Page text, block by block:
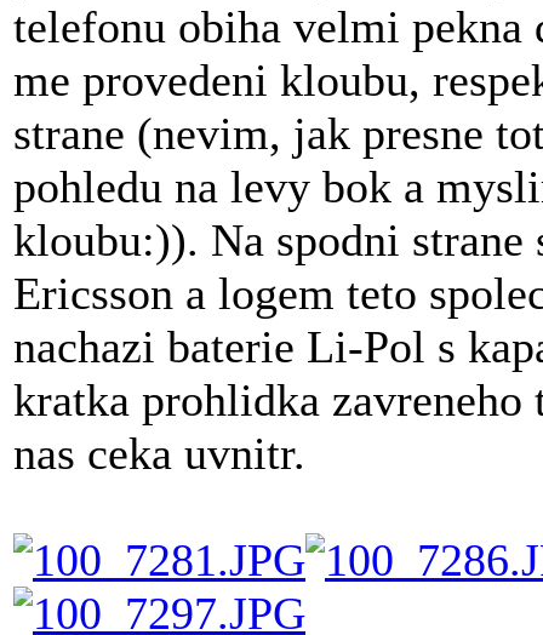
telefonu obiha velmi
me provedeni kloubu,
strane (nevim, jak presne
pohledu na levy bok a
kloubu:)). Na spodni strane
Ericsson a logem teto
nachazi baterie Li-Pol s
kratka prohlidka
nas ceka uvnitr.